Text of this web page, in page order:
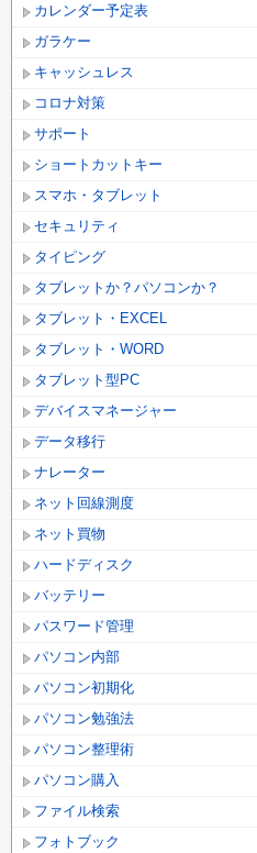
カレンダー予定表
ガラケー
キャッシュレス
コロナ対策
サポート
ショートカットキー
スマホ・タブレット
セキュリティ
タイピング
タブレットか？パソコンか？
タブレット・EXCEL
タブレット・WORD
タブレット型PC
デバイスマネージャー
データ移行
ナレーター
ネット回線測度
ネット買物
ハードディスク
バッテリー
パスワード管理
パソコン内部
パソコン初期化
パソコン勉強法
パソコン整理術
パソコン購入
ファイル検索
フォトブック